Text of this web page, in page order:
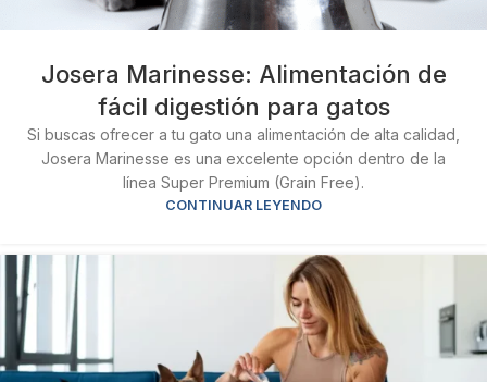
Josera Marinesse: Alimentación de
fácil digestión para gatos
Si buscas ofrecer a tu gato una alimentación de alta calidad,
Josera Marinesse es una excelente opción dentro de la
línea Super Premium (Grain Free).
CONTINUAR LEYENDO